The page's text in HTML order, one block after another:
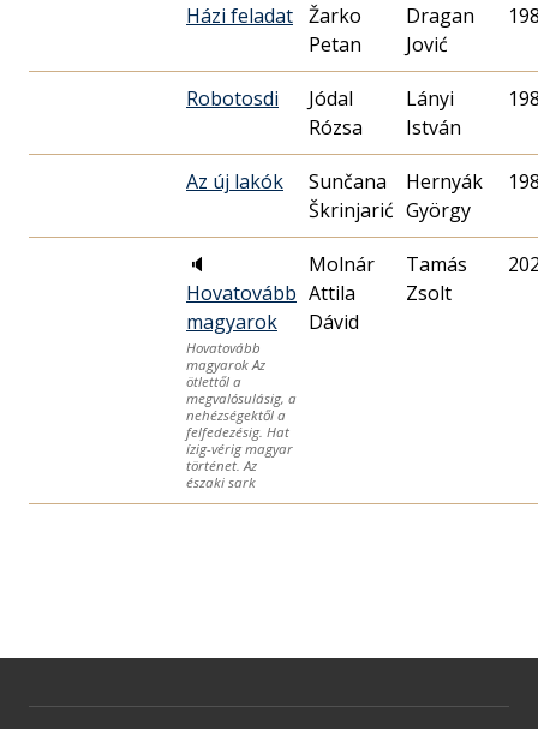
Házi feladat Žarko
Petan
Dragan
Jović
Robotosdi
Jódal
Rózsa
Lányi
István
Az új lakók
Sunčana
Škrinjarić
Hernyák
György
🔈
Hovatovább
magyarok
Hovatovább
magyarok Az
ötlettől a
megvalósulásig, a
nehézségektől a
felfedezésig. Hat
ízig-vérig magyar
történet. Az
északi sark
Molnár
Attila
Dávid
Tamás
Zsolt